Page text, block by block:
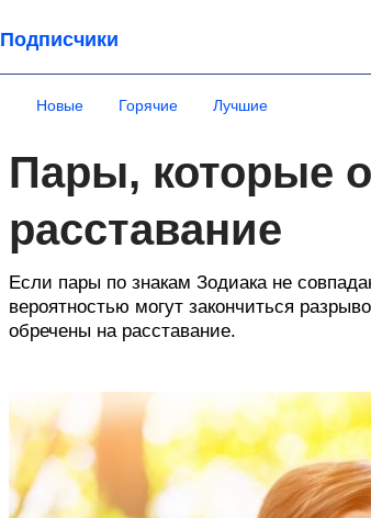
Подписчики
Новые Горячие Лучшие
Пары, которые
расставание
Если пары по знакам Зодиака не
вероятностью могут закончиться
обречены на расставание.